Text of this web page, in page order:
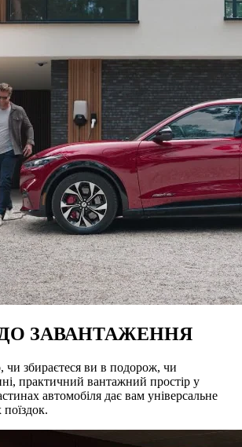
ЗАВАНТАЖЕННЯ
чи збираєтеся ви в подорож, чи
практичний вантажний простір у
автомобіля дає вам універсальне